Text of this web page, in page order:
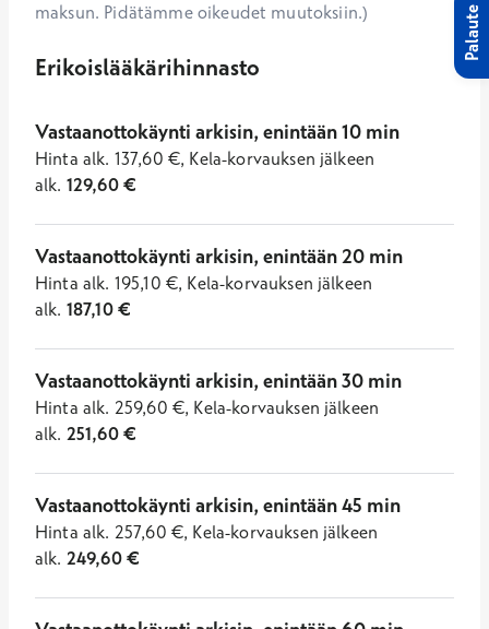
maksun. Pidätämme oikeudet muutoksiin.)
Erikoislääkärihinnasto
Vastaanottokäynti arkisin, enintään 10 min
Hinta alk. 137,60 €, Kela-korvauksen jälkeen
alk. 129,60€
Vastaanottokäynti arkisin, enintään 20 min
Hinta alk. 195,10 €, Kela-korvauksen jälkeen
alk. 187,10€
Vastaanottokäynti arkisin, enintään 30 min
Hinta alk. 259,60 €, Kela-korvauksen jälkeen
alk. 251,60€
Vastaanottokäynti arkisin, enintään 45 min
Hinta alk. 257,60 €, Kela-korvauksen jälkeen
alk. 249,60€
Palaute